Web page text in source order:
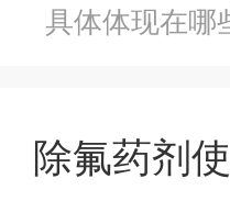
具体体现在哪
除氟药剂